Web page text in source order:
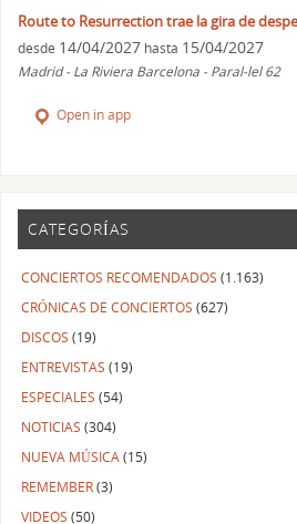
Route to Resurrection trae la gira de
desde 14/04/2027 hasta 15/04/2027
Madrid - La Riviera Barcelona - Paral-lel 62
Open in app
CATEGORÍAS
CONCIERTOS RECOMENDADOS (1.163)
CRÓNICAS DE CONCIERTOS (627)
DISCOS (19)
ENTREVISTAS (19)
ESPECIALES (54)
NOTICIAS (304)
NUEVA MÚSICA (15)
REMEMBER(3)
VIDEOS (50)